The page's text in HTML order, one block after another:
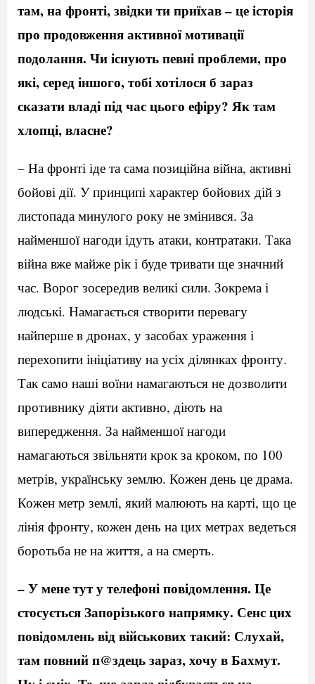
там, на фронті, звідки ти приїхав – це історія
про продовження активної мотивації
подолання. Чи існують певні проблеми, про
які, серед іншого, тобі хотілося б зараз
сказати владі під час цього ефіру? Як там
хлопці, власне?
– На фронті іде та сама позиційна війна, активні
бойові дії. У принципі характер бойових дій з
листопада минулого року не змінився. За
найменшої нагоди ідуть атаки, контратаки. Така
війна вже майже рік і буде тривати ще значний
час. Ворог зосередив великі сили. Зокрема і
людські. Намагається створити перевагу
найперше в дронах, у засобах ураження і
перехопити ініціативу на усіх ділянках фронту.
Так само наші воїни намагаються не дозволити
противнику діяти активно, діють на
випередження. За найменшої нагоди
намагаються звільняти крок за кроком, по 100
метрів, українську землю. Кожен день це драма.
Кожен метр землі, який малюють на карті, що це
лінія фронту, кожен день на цих метрах ведеться
боротьба не на життя, а на смерть.
– У мене тут у телефоні повідомлення. Це
стосується Запорізького напрямку. Сенс цих
повідомлень від військових такий: Слухай,
там повний п@здець зараз, хочу в Бахмут.